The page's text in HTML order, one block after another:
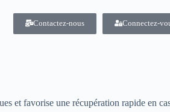
Contactez-nous Connectez-
et favorise une récupération rapide en